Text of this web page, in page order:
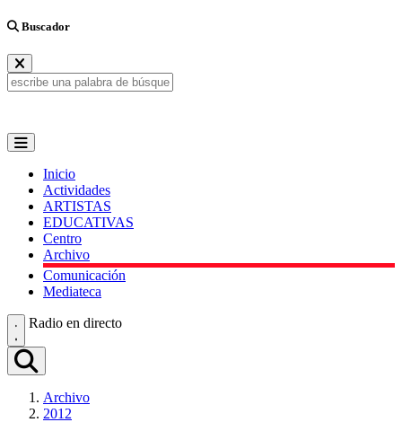
Buscador
Inicio
Actividades
ARTISTAS
EDUCATIVAS
Centro
Archivo
Comunicación
Mediateca
Radio en directo
Archivo
2012